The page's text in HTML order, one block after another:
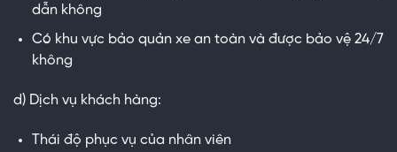
dẫn không
Có khu vực bảo quản xe an toàn và được bảo vệ 24/7
không
d) Dịch vụ khách hàng:
Thái độ phục vụ của nhân viên